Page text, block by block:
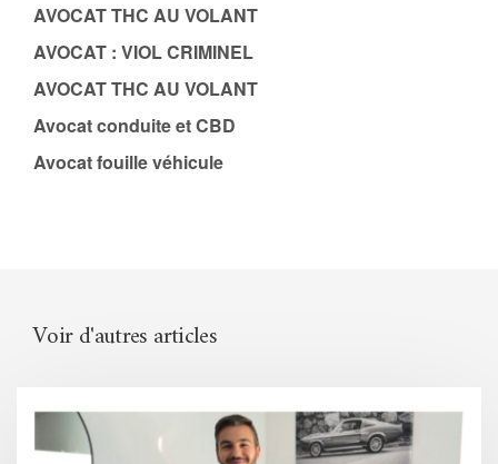
AVOCAT THC AU VOLANT
AVOCAT : VIOL CRIMINEL
AVOCAT THC AU VOLANT
Avocat conduite et CBD
Avocat fouille véhicule
Voir d'autres articles